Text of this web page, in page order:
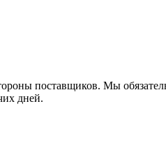
поставщиков. Мы
дней.